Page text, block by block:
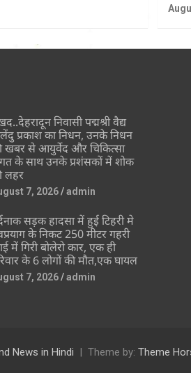
निवासी पद्मश्री वैद्य
प्रकाश का निधन, उनके निधन
खबर से आयुर्वेद और चिकित्सा
के साथ उनके प्रशंसकों में शोक
लहर
7, 2026 admin
सड़क हादसा में हुई टिहरी मे
के निकट 250 मीटर गहरी
में गिरी बोलेरो कार, एक ही
के 6 लोगों की मौत,एक घायल
7, 2026 admin
News in Hindi Theme by: Theme